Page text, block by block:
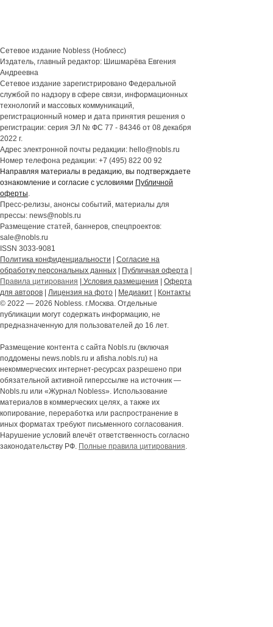
Сетевое издание Nobless (Ноблесс)
Издатель, главный редактор: Шишмарёва Евгения
Андреевна
Cетевое издание зарегистрировано Федеральной
службой по надзору в сфере связи, информационных
технологий и массовых коммуникаций,
регистрационный номер и дата принятия решения о
регистрации: серия ЭЛ № ФС 77 - 84346 от 08 декабря
2022 г.
Адрес электронной почты редакции: hello@nobls.ru
Номер телефона редакции: +7 (495) 822 00 92
Направляя материалы в редакцию, вы подтверждаете
ознакомление и согласие с условиями Публичной
оферты.
Пресс-релизы, анонсы событий, материалы для
прессы: news@nobls.ru
Размещение статей, баннеров, спецпроектов:
sale@nobls.ru
ISSN 3033-9081
Политика конфиденциальности | Согласие на
обработку персональных данных | Публичная оферта |
Правила цитирования | Условия размещения | Оферта
для авторов | Лицензия на фото | Медиакит | Контакты
© 2022 — 2026 Nobless. г.Москва. Отдельные
публикации могут содержать информацию, не
предназначенную для пользователей до 16 лет.
Размещение контента с сайта Nobls.ru (включая
поддомены news.nobls.ru и afisha.nobls.ru) на
некоммерческих интернет-ресурсах разрешено при
обязательной активной гиперссылке на источник —
Nobls.ru или «Журнал Nobless». Использование
материалов в коммерческих целях, а также их
копирование, переработка или распространение в
иных форматах требуют письменного согласования.
Нарушение условий влечёт ответственность согласно
законодательству РФ. Полные правила цитирования.